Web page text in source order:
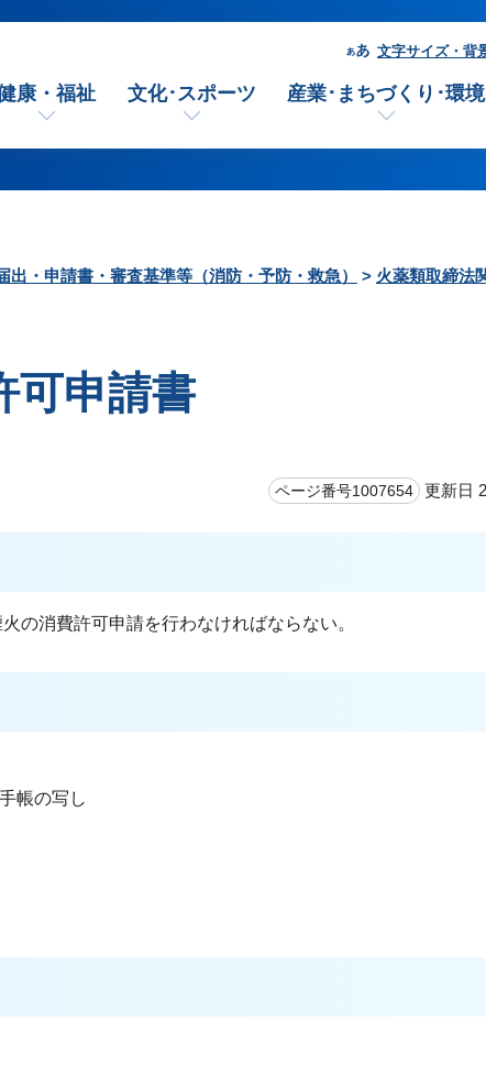
文字サイズ・背
康・福祉 文化･スポーツ 産業･まちづくり･環境
出・申請書・審査基準等（消防・予防・救急） > 火薬類取締法
可申請書
ページ番号1007654 更新日
の消費許可申請を行わなければならない。
帳の写し